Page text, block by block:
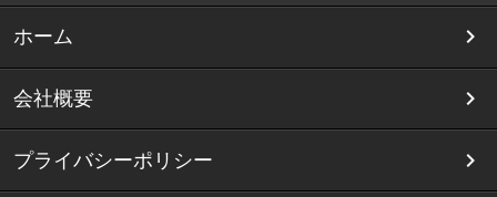
ホーム
会社概要
プライバシーポリシー